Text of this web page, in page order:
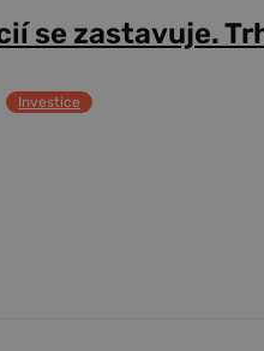
se zastavuje.
Investice